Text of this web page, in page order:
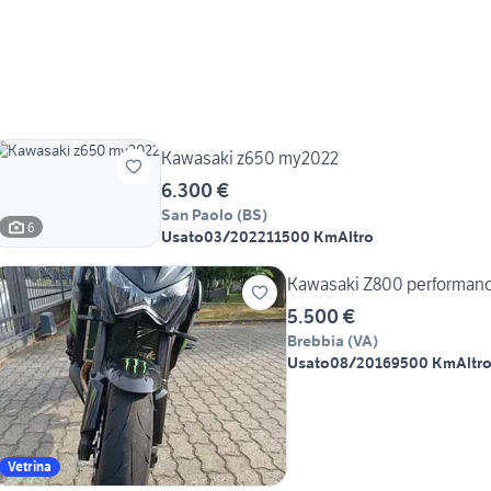
6
Kawasaki z650 my2022
6.300 €
San Paolo (BS)
Usato03/202211500 KmAltro
Vetrina
Kawasaki Z800
5.500 €
Brebbia (VA)
Usato08/20169500 KmAltro